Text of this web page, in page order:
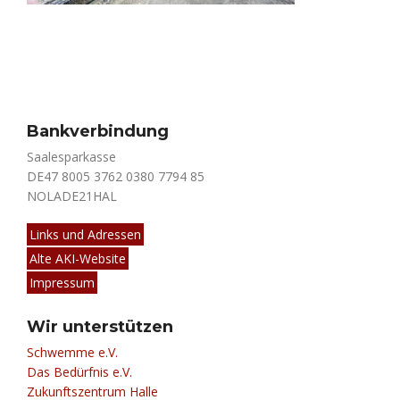
Bankverbindung
Saalesparkasse
DE47 8005 3762 0380 7794 85
NOLADE21HAL
Links und Adressen
Alte AKI-Website
Impressum
Wir unterstützen
Schwemme e.V.
Das Bedürfnis e.V.
Zukunftszentrum Halle